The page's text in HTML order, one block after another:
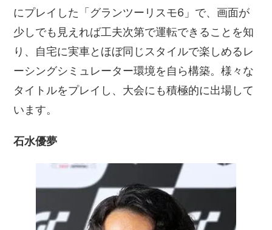
にプレイした「グランツーリスモ6」で、画面が
少しでも見えれば工夫次第で運転できることを知
り、自宅に実車とほぼ同じスタイルで楽しめるレ
ーシングシミュレーター環境を自ら構築。様々な
タイトルをプレイし、大会にも積極的に出場して
います。
石水優夢